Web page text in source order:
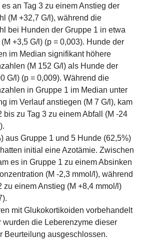
an Tag 3 zu einem Anstieg der
(M +32,7 G/l), während die
bei Hunden der Gruppe 1 in etwa
+3,5 G/l) (p = 0,003). Hunde der
im Median signifikant höhere
(M 152 G/l) als Hunde der
G/l) (p = 0,009). Während die
in Gruppe 1 im Median unter
im Verlauf anstiegen (M 7 G/l), kam
bis zu Tag 3 zu einem Abfall (M -24
aus Gruppe 1 und 5 Hunde (62,5%)
initial eine Azotämie. Zwischen
es in Gruppe 1 zu einem Absinken
(M -2,3 mmol/l), während
zu einem Anstieg (M +8,4 mmol/l)
mit Glukokortikoiden vorbehandelt
wurden die Leberenzyme dieser
Beurteilung ausgeschlossen.